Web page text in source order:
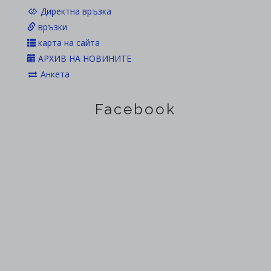
горските територии в област Пазарджик
Директна връзка
връзки
карта на сайта
АРХИВ НА НОВИНИТЕ
Анкета
Facebook